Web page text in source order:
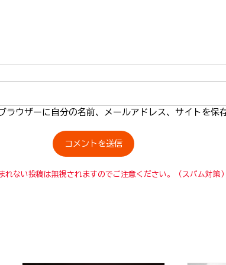
ラウザーに自分の名前、メールアドレス、サイトを保
れない投稿は無視されますのでご注意ください。（スパム対策）